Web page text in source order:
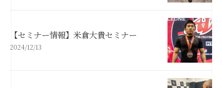
【セミナー情報】米倉大貴セミナー
2024/12/13